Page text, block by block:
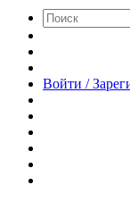
статья
Войти /